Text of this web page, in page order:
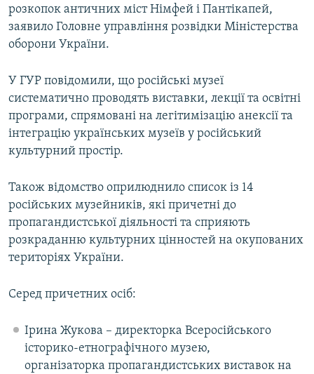
розкопок античних міст Німфей і Пантікапей,
заявило Головне управління розвідки Міністерства
оборони України.
У ГУР повідомили, що російські музеї
систематично проводять виставки, лекції та освітні
програми, спрямовані на легітимізацію анексії та
інтеграцію українських музеїв у російський
культурний простір.
Також відомство оприлюднило список із 14
російських музейників, які причетні до
пропагандистської діяльності та сприяють
розкраданню культурних цінностей на окупованих
територіях України.
Серед причетних осіб:
Ірина Жукова – директорка Всеросійського
історико-етнографічного музею,
організаторка пропагандистських виставок на